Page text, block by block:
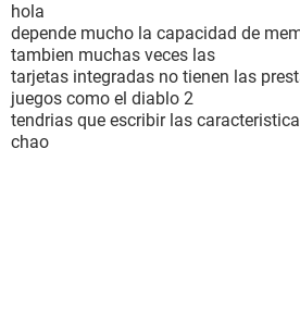
hola
depende mucho la capacidad de
tambien muchas veces las
tarjetas integradas no tienen las
juegos como el diablo 2
tendrias que escribir las
chao